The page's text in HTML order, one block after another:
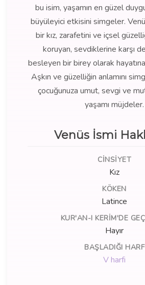
bu isim, yaşamın en güzel
büyüleyici etkisini simgeler.
bir kız, zarafetini ve içsel
koruyan, sevdiklerine karşı
besleyen bir birey olarak
Aşkın ve güzelliğin anlamını
çocuğunuza umut, sevgi ve
yaşamı müjdeler.
Venüs İsmi
CINSIYET
Kız
KÖKEN
Latince
KUR'AN-I KERIM'DE
Hayır
BAŞLADIĞI HARF
V harfi